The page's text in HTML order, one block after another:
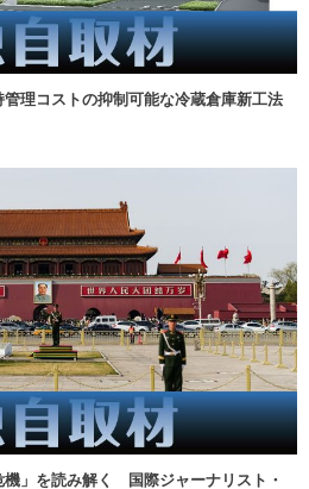
管理コストの抑制可能な冷蔵倉庫新工法
機」を読み解く 国際ジャーナリスト・